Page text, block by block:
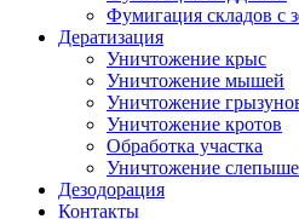
Фумигация складов с
Дератизация
Уничтожение крыс
Уничтожение мышей
Уничтожение
Уничтожение кротов
Обработка участка
Уничтожение
Дезодорация
Контакты